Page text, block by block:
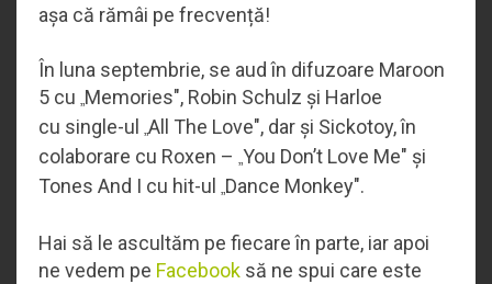
așa că rămâi pe frecvență!
În luna septembrie, se aud în difuzoare Maroon
5 cu Memories", Robin Schulz și Harloe
cu single-ul All The Love", dar și Sickotoy, în
colaborare cu Roxen – You Don’t Love Me" și
Tones And I cu hit-ul Dance Monkey".
Hai să le ascultăm pe fiecare în parte, iar apoi
ne vedem pe Facebook să ne spui care este